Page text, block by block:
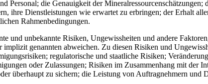
Personal; die Genauigkeit der
ihre Dienstleistungen wie erwartet zu erbringen; der Erhalt
Rahmenbedingungen.
und unbekannte Risiken, Ungewissheiten und andere
genannten abweichen. Zu diesen Risiken und
regulatorische und staatliche Risiken;
oder Zulassungen; Risiken im Zusammenhang mit der
überhaupt zu sichern; die Leistung von Auftragnehmern